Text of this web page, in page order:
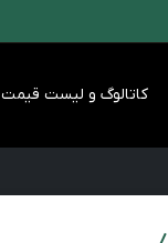
کاتالوگ و لیست قیمت